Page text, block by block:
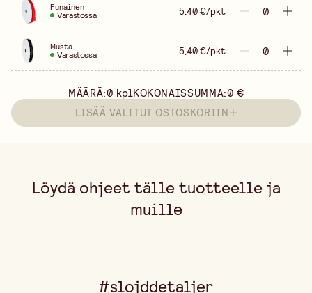
Punainen
Varastossa 5,40 €/pkt
Musta
Varastossa 5,40 €/pkt
MÄÄRÄ:0 kplKOKONAISSUMMA:0 €
LISÄÄ VALITUT OSTOSKORIIN
Löydä ohjeet tälle tuotteelle ja
muille
#slojddetaljer